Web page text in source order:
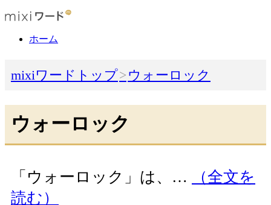
ホーム
mixiワードトップ ウォーロック
ウォーロック
「ウォーロック」は、…
（全文を
読む）